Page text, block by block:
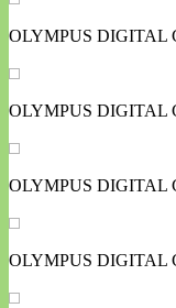
OLYMPUS DIGITAL
OLYMPUS DIGITAL
OLYMPUS DIGITAL
OLYMPUS DIGITAL